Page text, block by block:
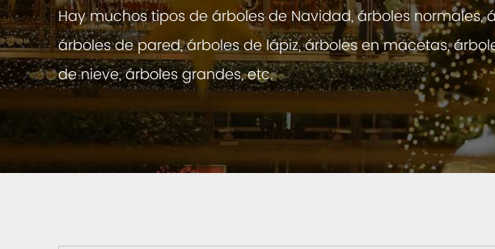
Hay muchos tipos de árboles de Navidad, árboles normales,
árboles de pared, árboles de lápiz, árboles en macetas,
de nieve, árboles grandes, etc.